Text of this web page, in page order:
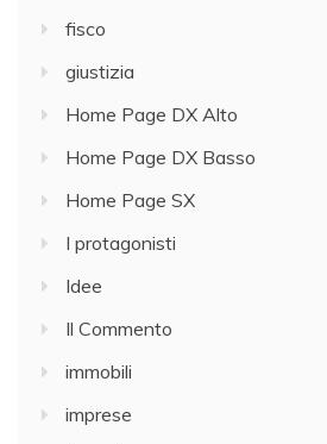
fisco
giustizia
Home Page DX Alto
Home Page DX Basso
Home Page SX
I protagonisti
Idee
Il Commento
immobili
imprese